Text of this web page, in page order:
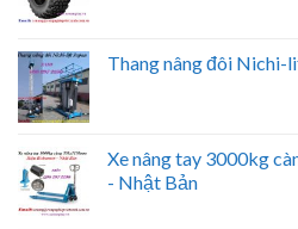
Thang nâng đôi Nichi-
Xe nâng tay 3000kg
- Nhật Bản